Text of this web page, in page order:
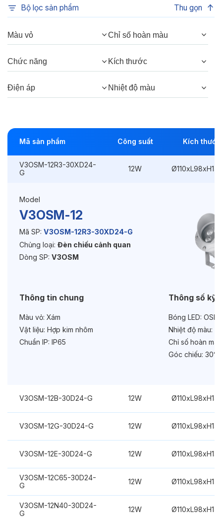
Quang thông:1020lm (C), 1020lm (N),
Thông số Điện & Lắp đặt
Kiểu lắp đặt:Ghim / Cắm
Kích thước
Ø110xL98xH146mm
Độ bền & tùy chọn mở rộng
Tuổi thọ:>30000h
Chức năng:On/Off
Bộ lọc sản phẩm Thu gọn
Màu vỏ Chỉ số hoàn màu
Chức năng Kích thước
Điện áp Nhiệt độ màu
Mã sản phẩm Công suất Kích thước
V3OSM-12R3-30XD24-
G
12W
Model
V3OSM-12
Mã SP: V3OSM-12R3-30XD24-G
Chủng loại: Đèn chiếu cảnh quan
Dòng SP: V3OSM
Thông tin chung
Màu vỏ: Xám
Vật liệu: Hợp kim nhôm
Chuẩn IP: IP65
Thông số kỹ
Bóng LED:
Nhiệt độ màu:
Chỉ số hoàn
Góc chiếu: 30°
V3OSM-12B-30D24-G 12W
V3OSM-12G-30D24-G 12W
V3OSM-12E-30D24-G 12W
V3OSM-12C65-30D24-
G
12W
V3OSM-12N40-30D24-
G
12W